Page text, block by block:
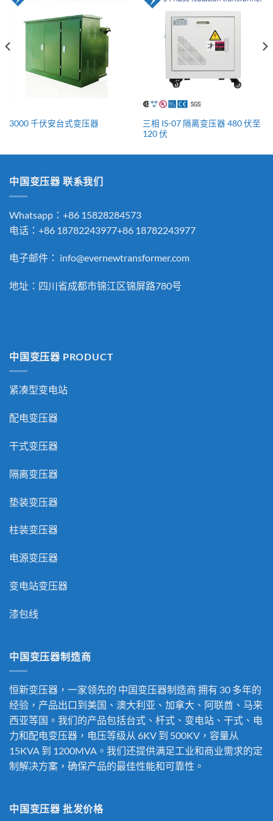
3000 千伏安台式变压器
三相 IS-07 隔离变压器 480 伏至
120 伏
中国变压器 联系我们
Whatsapp：+86 15828284573
电话：+86 18782243977+86 18782243977
电子邮件： info@evernewtransformer.com
地址：四川省成都市锦江区锦屏路780号
中国变压器 PRODUCT
紧凑型变电站
配电变压器
干式变压器
隔离变压器
垫装变压器
柱装变压器
电源变压器
变电站变压器
漆包线
中国变压器制造商
恒新变压器，一家领先的 中国变压器制造商 拥有 30 多年的
经验，产品出口到美国、澳大利亚、加拿大、阿联酋、马来
西亚等国。我们的产品包括台式、杆式、变电站、干式、电
力和配电变压器，电压等级从 6KV 到 500KV，容量从
15KVA 到 1200MVA。我们还提供满足工业和商业需求的定
制解决方案，确保产品的最佳性能和可靠性。
中国变压器 批发价格